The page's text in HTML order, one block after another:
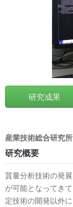
研究成果
産業技術総合研究所
研究概要
質量分析技術の発
が可能となってき
定技術の開発以外